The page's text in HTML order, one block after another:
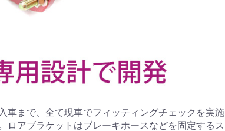
車まで、全て現車でフィッティングチェックを実施
ロアブラケットはブレーキホースなどを固定するス